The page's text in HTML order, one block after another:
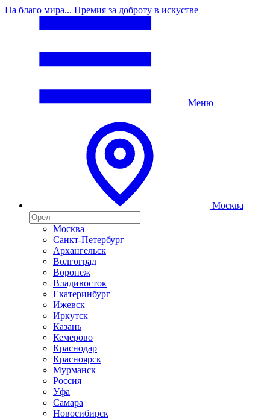
На благо мира... Премия за доброту в искустве
Меню
Москва
Москва
Санкт-Петербург
Архангельск
Волгоград
Воронеж
Владивосток
Екатеринбург
Ижевск
Иркутск
Казань
Кемерово
Краснодар
Красноярск
Мурманск
Россия
Уфа
Самара
Новосибирск